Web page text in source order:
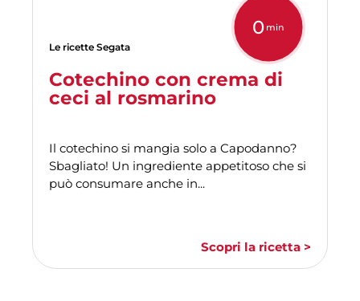
0 min
Le ricette Segata
Cotechino con crema di
ceci al rosmarino
Il cotechino si mangia solo a Capodanno?
Sbagliato! Un ingrediente appetitoso che si
può consumare anche in...
Scopri la ricetta >